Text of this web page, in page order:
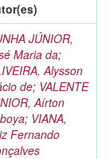
JÚNIOR,
Maria da;
Alysson
de; VALENTE
Aírton
; VIANA,
Fernando